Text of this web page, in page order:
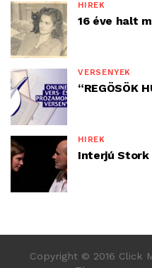
HÍREK
16 éve halt
VERSENYEK
“REGÖSÖK
HÍREK
Interjú Stork
Copyright © 2016 Click